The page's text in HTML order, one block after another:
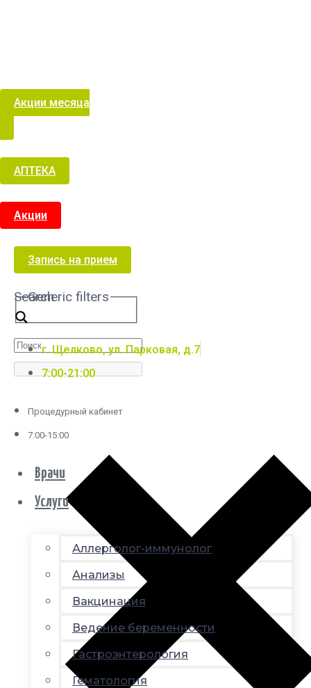
Акции месяца
АПТЕКА
Акции
Запись на прием
Search
Generic filters
г. Щелково, ул. Парковая, д.7
7:00-21:00
Процедурный кабинет
7:00-15:00
Врачи
Услуги
Аллерголог-иммунолог
Анализы
Вакцинация
Ведение беременности
Гастроэнтерология
Гематология